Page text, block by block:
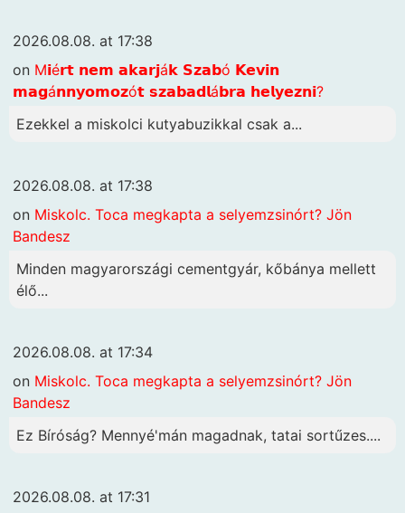
2026.08.08. at 17:38
on M𝗶é𝗿𝘁 𝗻𝗲𝗺 𝗮𝗸𝗮𝗿𝗷á𝗸 𝗦𝘇𝗮𝗯ó 𝗞𝗲𝘃𝗶𝗻
𝗺𝗮𝗴á𝗻𝗻𝘆𝗼𝗺𝗼𝘇ó𝘁 𝘀𝘇𝗮𝗯𝗮𝗱𝗹á𝗯𝗿𝗮 𝗵𝗲𝗹𝘆𝗲𝘇𝗻𝗶?
Ezekkel a miskolci kutyabuzikkal csak a...
2026.08.08. at 17:38
on Miskolc. Toca megkapta a selyemzsinórt? Jön
Bandesz
Minden magyarországi cementgyár, kőbánya mellett
élő...
2026.08.08. at 17:34
on Miskolc. Toca megkapta a selyemzsinórt? Jön
Bandesz
Ez Bíróság? Mennyé'mán magadnak, tatai sortűzes....
2026.08.08. at 17:31